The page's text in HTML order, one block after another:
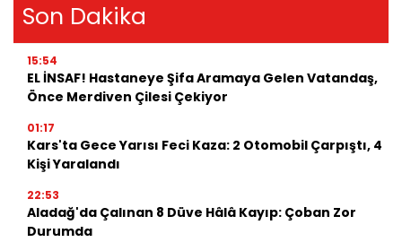
Son Dakika
15:54
EL İNSAF! Hastaneye Şifa Aramaya Gelen Vatandaş,
Önce Merdiven Çilesi Çekiyor
01:17
Kars'ta Gece Yarısı Feci Kaza: 2 Otomobil Çarpıştı, 4
Kişi Yaralandı
22:53
Aladağ'da Çalınan 8 Düve Hâlâ Kayıp: Çoban Zor
Durumda